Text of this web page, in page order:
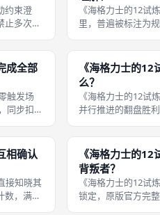
约束澄
止多次换
必须集
《海格力士的12试
里，普遍被标注为
有配套可视化结算
规则时极易混淆行
成全部
触发场
同步扣除
卡牌，当
《海格力士的
么？
《海格力士的12试
并行推进的翻盘胜
胜，两套条件全部
心战术为批量前置
相确认
接知晓其
数，满足
《海格力士的
背叛者？
《海格力士的12试
锁定，原版官方完